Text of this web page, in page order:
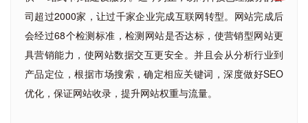
司超过2000家，让过千家企业完成互联网转型。网站完成后
会经过68个检测标准，检测网站是否达标，使营销型网站更
具营销能力，使网站数据交互更安全。并且会从分析行业到
产品定位，根据市场搜索，确定相应关键词，深度做好SEO
优化，保证网站收录，提升网站权重与流量。